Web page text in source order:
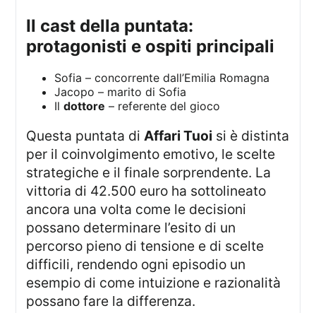
il cast della puntata:
protagonisti e ospiti principali
Sofia – concorrente dall’Emilia Romagna
Jacopo – marito di Sofia
Ildottore – referente del gioco
Questa puntata di Affari Tuoi si è distinta
per il coinvolgimento emotivo, le scelte
strategiche e il finale sorprendente. La
vittoria di 42.500 euro ha sottolineato
ancora una volta come le decisioni
possano determinare l’esito di un
percorso pieno di tensione e di scelte
difficili, rendendo ogni episodio un
esempio di come intuizione e razionalità
possano fare la differenza.